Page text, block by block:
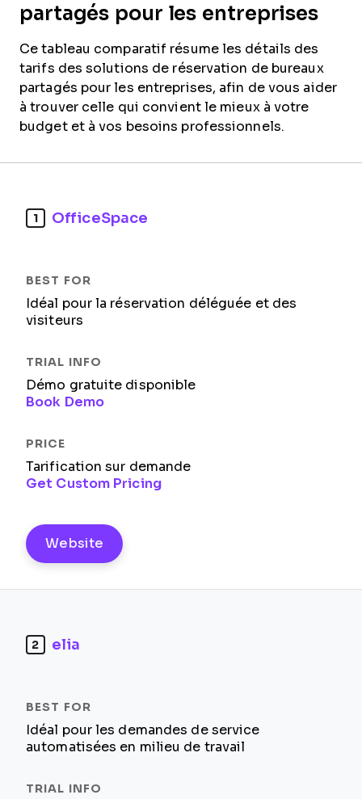
partagés pour les entreprises
Ce tableau comparatif résume les détails des
tarifs des solutions de réservation de bureaux
partagés pour les entreprises, afin de vous aider
à trouver celle qui convient le mieux à votre
budget et à vos besoins professionnels.
1 OfficeSpace
Idéal pour la réservation déléguée et des
visiteurs
Démo gratuite disponible
Book Demo
Tarification sur demande
Get Custom Pricing
Website
2 elia
Idéal pour les demandes de service
automatisées en milieu de travail